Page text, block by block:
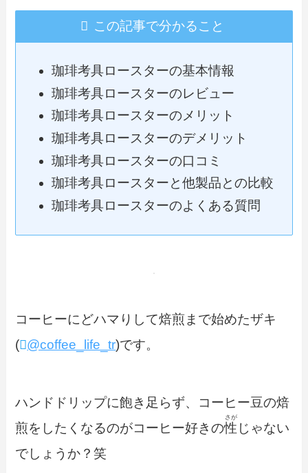
この記事で分かること
珈琲考具ロースターの基本情報
珈琲考具ロースターのレビュー
珈琲考具ロースターのメリット
珈琲考具ロースターのデメリット
珈琲考具ロースターの口コミ
珈琲考具ロースターと他製品との比較
珈琲考具ロースターのよくある質問
コーヒーにどハマりして焙煎まで始めたザキ
( @coffee_life_tr)です。
ハンドドリップに飽き足らず、コーヒー豆の焙
煎をしたくなるのがコーヒー好きの性
さが
じゃない
でしょうか？笑